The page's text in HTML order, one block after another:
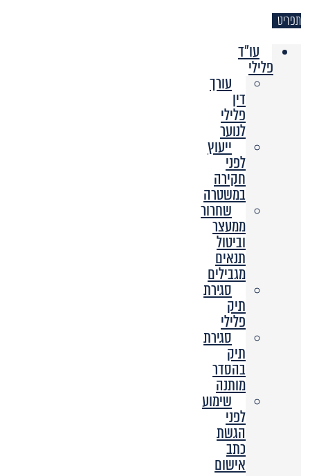
תפריט
עו"ד
פלילי
עורך
דין
פלילי
לנוער
ייעוץ
לפני
חקירה
במשטרה
שחרור
ממעצר
וביטול
תנאים
מגבילים
סגירת
תיק
פלילי
סגירת
תיק
בהסדר
מותנה
שימוע
לפני
הגשת
כתב
אישום